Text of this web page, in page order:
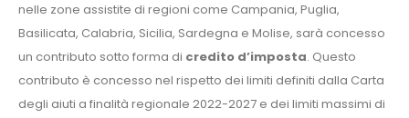
nelle zone assistite di regioni come Campania, Puglia,
Basilicata, Calabria, Sicilia, Sardegna e Molise, sarà concesso
un contributo sotto forma di credito d’imposta. Questo
contributo è concesso nel rispetto dei limiti definiti dalla Carta
degli aiuti a finalità regionale 2022-2027 e dei limiti massimi di